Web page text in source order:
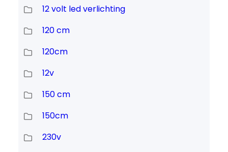
12 volt led verlichting
120 cm
120cm
12v
150 cm
150cm
230v